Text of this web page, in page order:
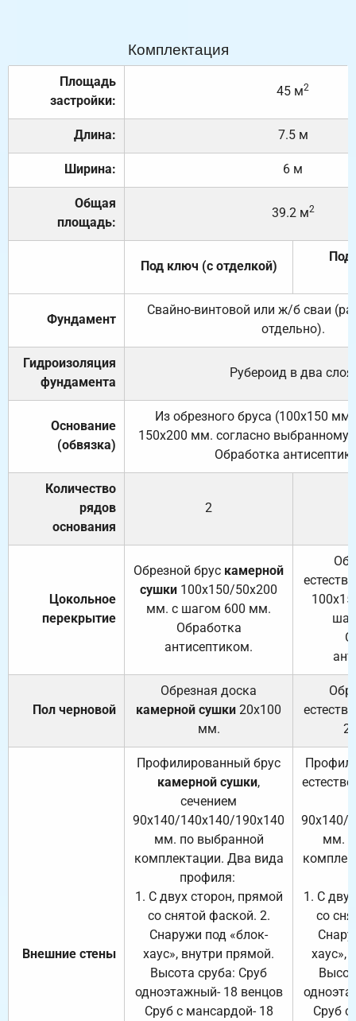
Комплектация
Площадь
застройки:
45 м2
Длина: 7.5 м
Ширина: 6 м
Общая
площадь:
39.2 м2
Под ключ (с отделкой)
Под
Фундамент
Свайно-винтовой или ж/б сваи
отдельно).
Гидроизоляция
фундамента
Рубероид в два слоя.
Основание
(обвязка)
Из обрезного бруса (100х150
150х200 мм. согласно выбранному
Обработка
Количество
рядов
основания
2
Цокольное
перекрытие
Обрезной брус камерной
сушки 100х150/50х200
мм. с шагом 600 мм.
Обработка
антисептиком.
Пол черновой
Обрезная доска
камерной сушки 20х100
мм.
Внешние стены
Профилированный брус
камерной сушки,
сечением
90х140/140х140/190х140
мм. по выбранной
комплектации. Два вида
профиля:
1. С двух сторон, прямой
со снятой фаской. 2.
Снаружи под «блок-
хаус», внутри прямой.
Высота сруба: Сруб
одноэтажный- 18 венцов
Сруб с мансардой- 18
90х140/
мм.
1. С
со
хаус»,
Сруб с